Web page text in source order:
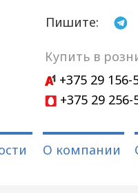
Пишите:
Купить в
+375 29 156-
+375 29 256-
О компании